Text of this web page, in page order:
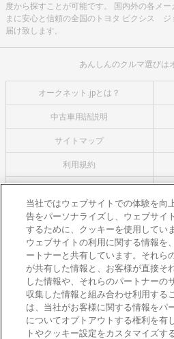
度から探すことが可能です。 国内外の各メ
まに安心と信頼の全国のトヨタ ピクシス ジ
届け致します。
あんしんのクルマ選びは
オークネット.jpとは？
中古車用語説明
サイトマップ
利用規約
オークネットのその他のサービス
バイク関連サービス
中古バイクを探すならバイクの窓口
レンタルバイクに乗るならモトオークレ
ブランド関連サービス
ブランド品の買取はギャラリーレア
当社ではウェブサイトでの体験を向
告をパーソナライズし、ウェブサイ
するために、クッキーを使用してい
ウェブサイトの利用に関する情報を
ートナーと共有しています。それら
が共有した情報と、お客様が直接そ
した情報や、それらのパートナーの
収集した情報と組み合わせ利用する
は、当社がお客様に関する情報をパ
についてオプトアウトする権利を有
トやクッキー設定をカスタマイズす